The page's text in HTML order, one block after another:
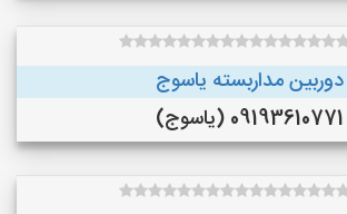
دوربین مداربسته یاسوج
09193610771 (یاسوج)